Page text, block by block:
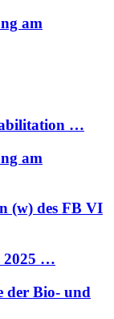
am
…
am
(w) des FB VI
2025 …
der Bio- und